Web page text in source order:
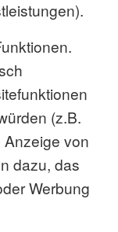
(z.B.
von
dazu, das
Werbung